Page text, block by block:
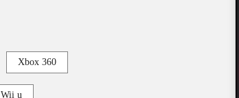
Xbox 360
Wii u